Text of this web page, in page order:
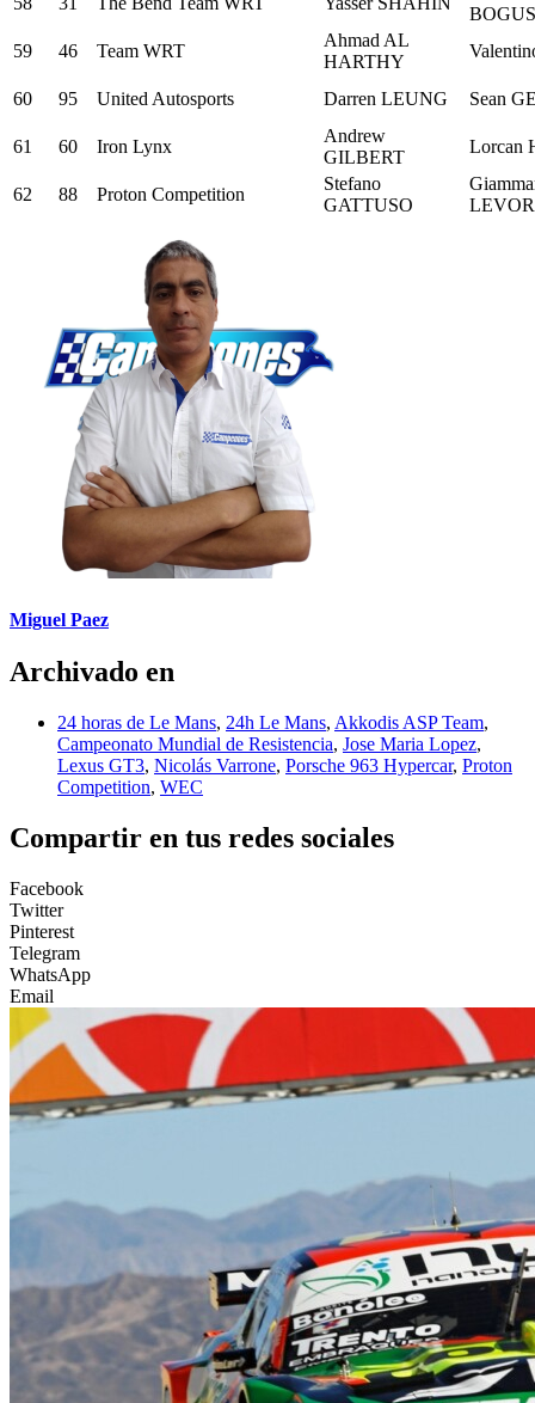
59
46 Team WRT
Ahmad AL
HARTHY
60 95 United Autosports Darren LEUNG Sean
61 60 Iron Lynx
Andrew
GILBERT
Lorcan
62 88 Proton Competition
Stefano
GATTUSO
Miguel Paez
Archivado en
24 horas de Le Mans, 24h Le Mans, Akkodis ASP Team,
Campeonato Mundial de Resistencia, Jose Maria Lopez,
Lexus GT3, Nicolás Varrone, Porsche 963 Hypercar, Proton
Competition, WEC
Compartir en tus redes sociales
Facebook
Twitter
Pinterest
Telegram
WhatsApp
Email